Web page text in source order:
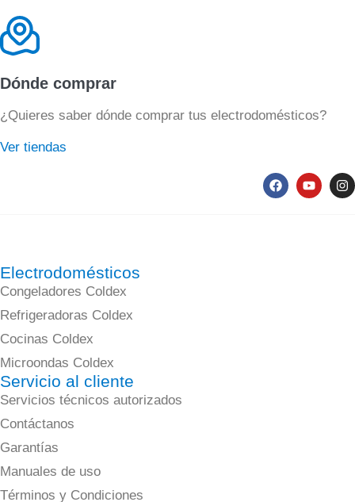
Dónde comprar
¿Quieres saber dónde comprar tus electrodomésticos?
Ver tiendas
Electrodomésticos
Congeladores Coldex
Refrigeradoras Coldex
Cocinas Coldex
Microondas Coldex
Servicio al cliente
Servicios técnicos autorizados
Contáctanos
Garantías
Manuales de uso
Términos y Condiciones